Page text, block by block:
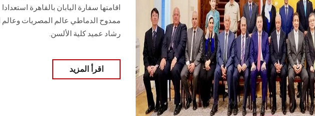
اقامتها سفارة اليابان بالقاهرة
ممدوح الدماطي عالم المصريات وعالم
رشاد عميد كلية الألسن.
اقرأ المزيد